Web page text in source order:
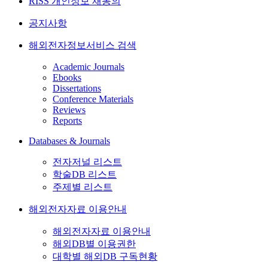
공지사항
해외전자정보서비스 검색
Academic Journals
Ebooks
Dissertations
Conference Materials
Reviews
Reports
Databases & Journals
전자저널 리스트
학술DB 리스트
주제별 리스트
해외전자자료 이용안내
해외전자자료 이용안내
해외DB별 이용권한
대학별 해외DB 구독현황